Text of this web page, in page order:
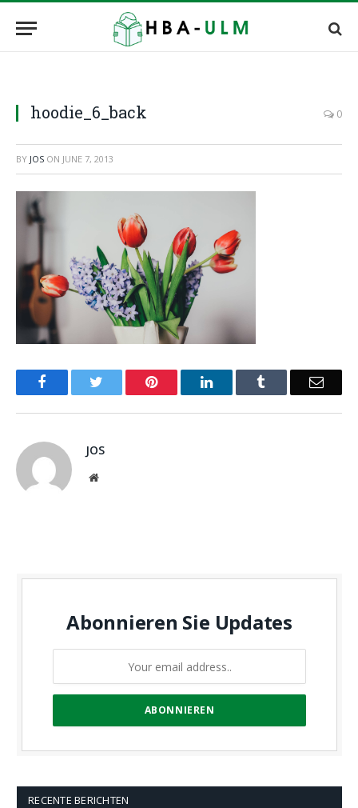
hoodie_6_back 0
BY JOS ON JUNE 7, 2013
Facebook Pinterest LinkedIn Email
JOS
Website
Abonnieren Sie Updates
RECENTE BERICHTEN